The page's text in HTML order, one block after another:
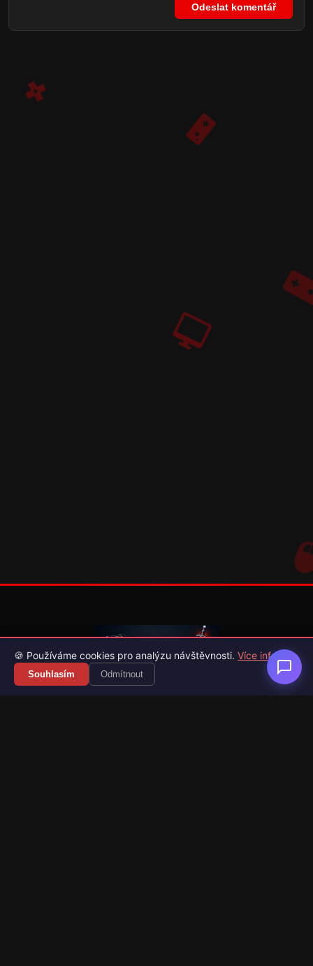
Odeslat komentář
Váš průvodce světem videoher. Novinky, recenze a česko-
slovenské překlady her.
🍪 Používáme cookies pro analýzu návštěvnosti. Více info
Souhlasím Odmítnout